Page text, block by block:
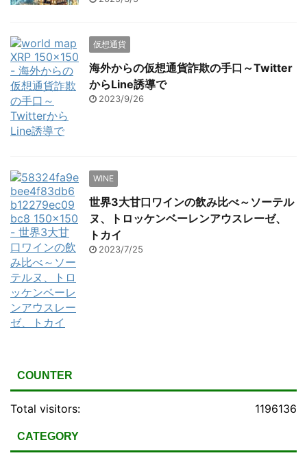
仮想通貨
海外からの仮想通貨詐欺の手口～Twitter
からLine誘導で
2023/9/26
WINE
世界3大甘口ワインの飲み比べ～ソーテル
ヌ、トロッケンベーレンアウスレーゼ、
トカイ
2023/7/25
COUNTER
1196136
Total visitors:
CATEGORY